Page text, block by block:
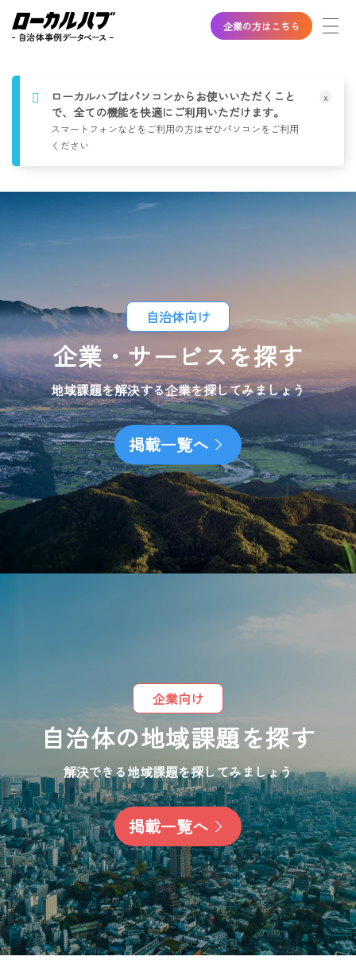
企業の方はこちら
ローカルハブはパソコンからお使いいただくこと
で、全ての機能を快適に ご利用いただけます。
スマートフォンなどをご利用の方はぜひパソコ ンを ご利用
くださ い
x
自治体向け
企業・サービスを探す
地域課題を解決する企業を探してみましょう
掲載一覧へ
企業向け
自治体の地域課題を探す
解決できる地域課題を探してみましょう
掲載一覧へ